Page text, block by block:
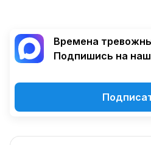
Времена
Подпишись на